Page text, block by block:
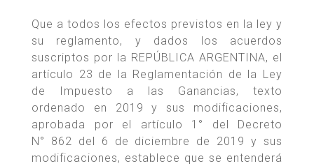
Que a todos los efectos previstos en la ley y
su reglamento, y dados los acuerdos
suscriptos por la REPÚBLICA ARGENTINA, el
artículo 23 de la Reglamentación de la Ley
de Impuesto a las Ganancias, texto
ordenado en 2019 y sus modificaciones,
aprobada por el artículo 1° del Decreto
N° 862 del 6 de diciembre de 2019 y sus
modificaciones, establece que se entenderá